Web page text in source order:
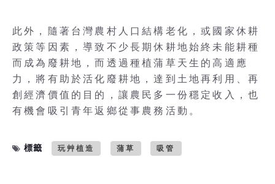
此外，隨著台灣農村人口結構老化，或國家休耕
政策等因素，導致不少長期休耕地始終未能耕種
而成為廢耕地，而透過種植蒲草天生的高適應
力，將有助於活化廢耕地，達到土地再利用、再
創經濟價值的目的，讓農民多一份穩定收入，也
有機會吸引青年返鄉從事農務活動。
標籤 玩艸植造 蒲草 吸管